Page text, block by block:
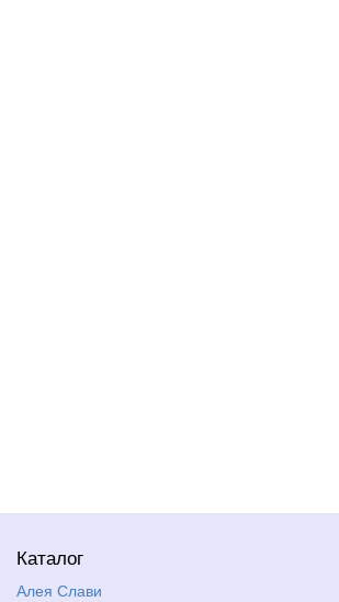
Каталог
Алея Слави